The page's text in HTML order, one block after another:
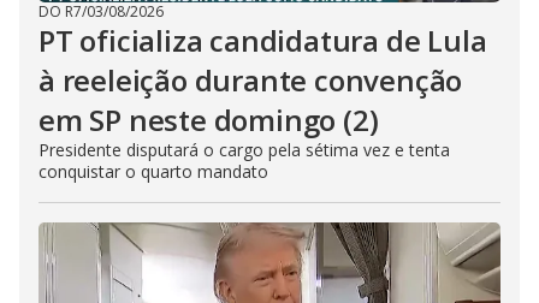
DO R7/03/08/2026
PT oficializa candidatura de Lula
à reeleição durante convenção
em SP neste domingo (2)
Presidente disputará o cargo pela sétima vez e tenta
conquistar o quarto mandato